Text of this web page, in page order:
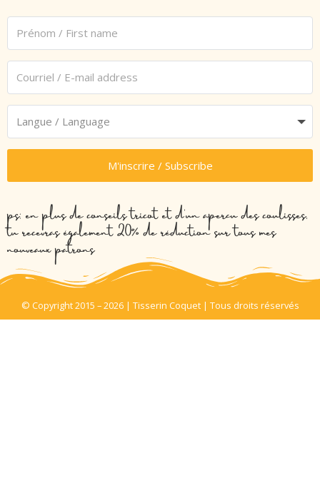
M'inscrire / Subscribe
ps: en plus de conseils tricot et d’un aperçu des coulisses,
tu recevras également 20% de réduction sur tous mes
nouveaux patrons
© Copyright 2015 – 2026 | Tisserin Coquet | Tous droits réservés